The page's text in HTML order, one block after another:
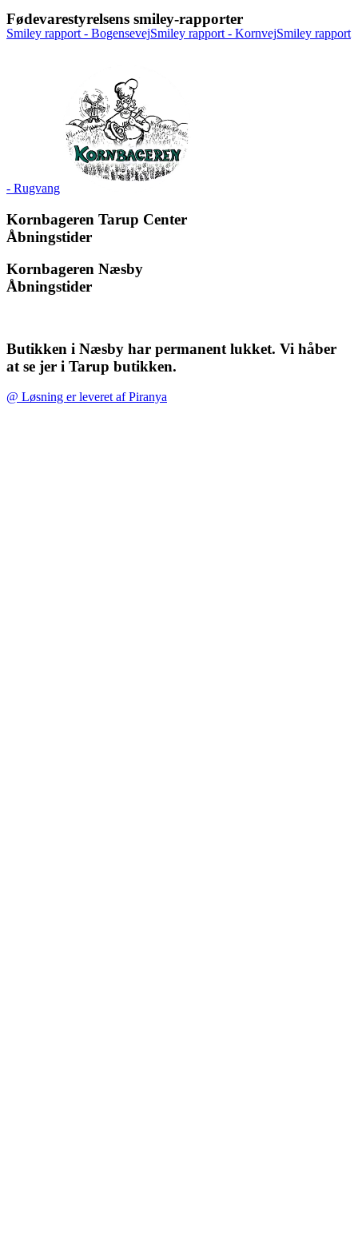
Fødevarestyrelsens smiley-rapporter
Smiley rapport - BogensevejSmiley rapport - KornvejSmiley rapport
- Rugvang
Kornbageren Tarup Center
Åbningstider
Kornbageren Næsby
Åbningstider
Butikken i Næsby har permanent lukket. Vi håber
at se jer i Tarup butikken.
@ Løsning er leveret af Piranya